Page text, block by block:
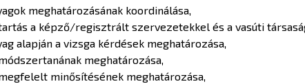
meghatározásának koordinálása,
a képző/regisztrált szervezetekkel és a vasúti
alapján a vizsga kérdések meghatározása,
meghatározása,
minősítésének meghatározása,